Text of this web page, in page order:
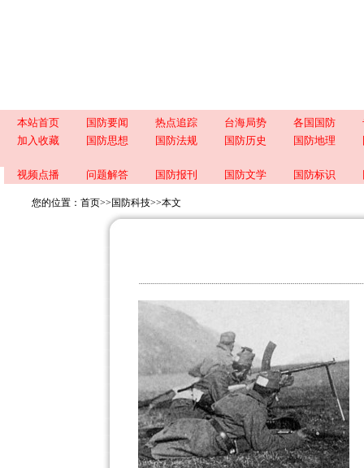
本站首页 国防要闻 热点追踪 台海局势 各国国防
加入收藏
国防思想 国防法规 国防历史 国防地理
视频点播 问题解答 国防报刊 国防文学 国防标识
您的位置： 首页>> 国防科技>>本文